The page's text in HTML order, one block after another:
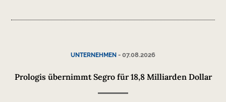
UNTERNEHMEN - 07.08.2026
Prologis übernimmt Segro für 18,8 Milliarden Dollar